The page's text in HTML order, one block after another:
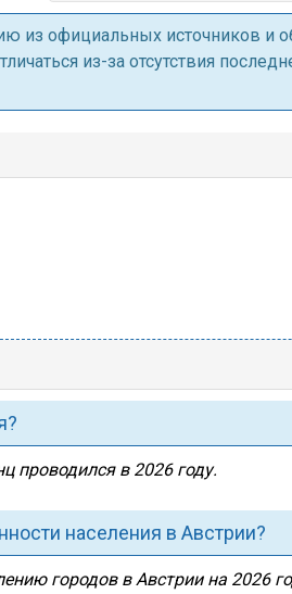
из официальных источников и
из-за отсутствия
проводился в 2026 году.
населения в Австрии?
городов в Австрии на 2026